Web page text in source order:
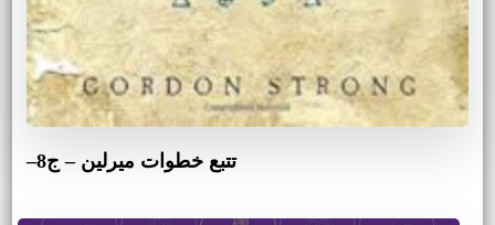
تتبع خطوات ميرلين – ج8–